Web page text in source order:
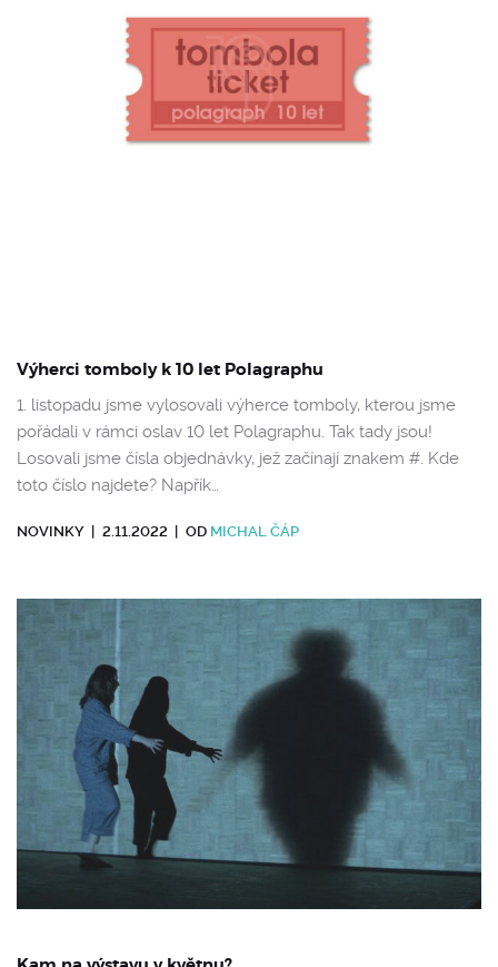
Výherci tomboly k 10 let Polagraphu
1. listopadu jsme vylosovali výherce tomboly, kterou jsme
pořádali v rámci oslav 10 let Polagraphu. Tak tady jsou!
Losovali jsme čísla objednávky, jež začínají znakem #. Kde
toto číslo najdete? Napřík…
NOVINKY 2.11.2022 OD MICHAL ČÁP